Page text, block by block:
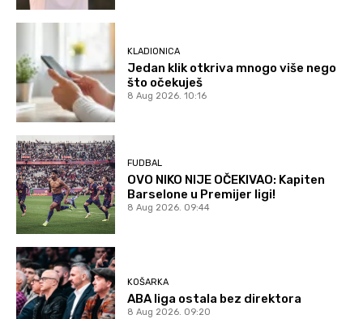
KLADIONICA
Jedan klik otkriva mnogo više nego
što očekuješ
8 Aug 2026. 10:16
FUDBAL
OVO NIKO NIJE OČEKIVAO: Kapiten
Barselone u Premijer ligi!
8 Aug 2026. 09:44
KOŠARKA
ABA liga ostala bez direktora
8 Aug 2026. 09:20